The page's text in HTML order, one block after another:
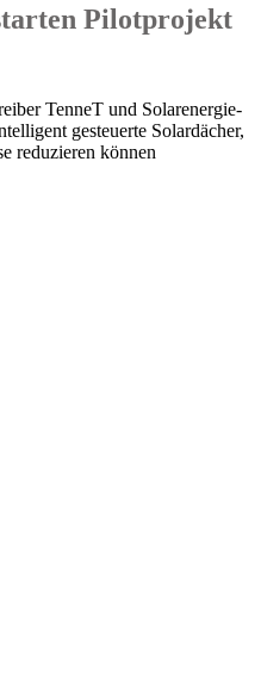
Pilotprojekt
TenneT und Solarenergie-
gesteuerte Solardächer,
reduzieren können